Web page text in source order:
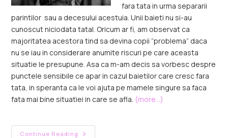
fara tata in urma separarii
parintilor sau a decesului acestuia. Unii baieti nu si-au
cunoscut niciodata tatal. Oricum ar fi, am observat ca
majoritatea acestora tind sa devina copii “problema” daca
nu se iau in considerare anumite riscuri pe care aceasta
situatie le presupune. Asa ca m-am decis sa vorbesc despre
punctele sensibile ce apar in cazul baietilor care cresc fara
tata, in speranta ca le voi ajuta pe mamele singure sa faca
fata mai bine situatiei in care se afla. (more…)
Continue Reading